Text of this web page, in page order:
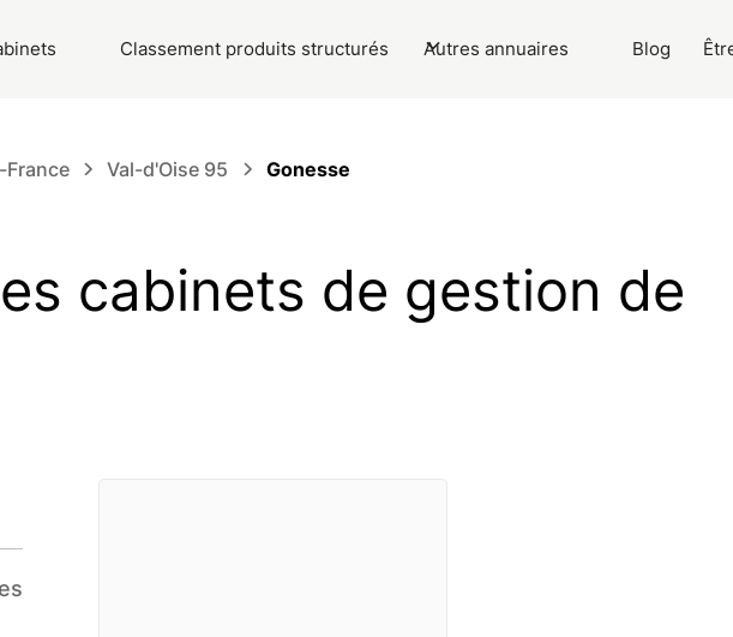
Classement produits structurés Autres annuaires Blog
France Val-d'Oise 95 Gonesse
cabinets de gestion de